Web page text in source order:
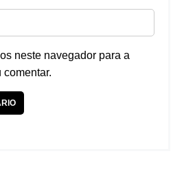
neste navegador para a
comentar.